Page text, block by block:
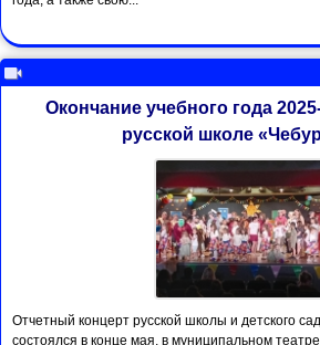
Окончание учебного года
русской школе
Отчетный концерт русской школы и детского
состоялся в конце мая, в муниципальном